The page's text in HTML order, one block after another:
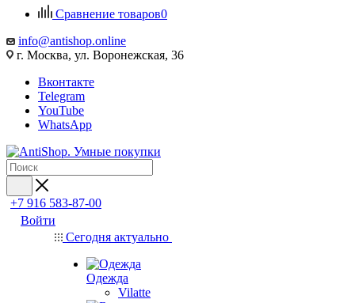
Сравнение товаров0
info@antishop.online
г. Москва, ул. Воронежская, 36
Вконтакте
Telegram
YouTube
WhatsApp
+7 916 583-87-00
Войти
Сегодня актуально
Одежда
Vilatte